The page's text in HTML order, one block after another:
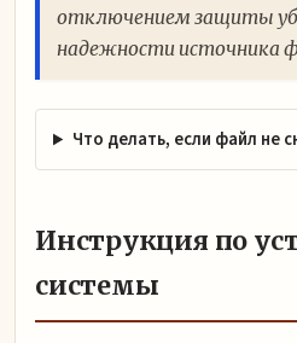
отключением защиты
надежности источника
Что делать, если файл не
Инструкция по
системы